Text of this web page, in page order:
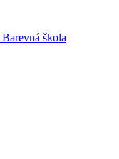
Barevná škola